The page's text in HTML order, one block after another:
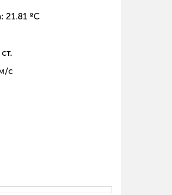
21.81 ºC
с